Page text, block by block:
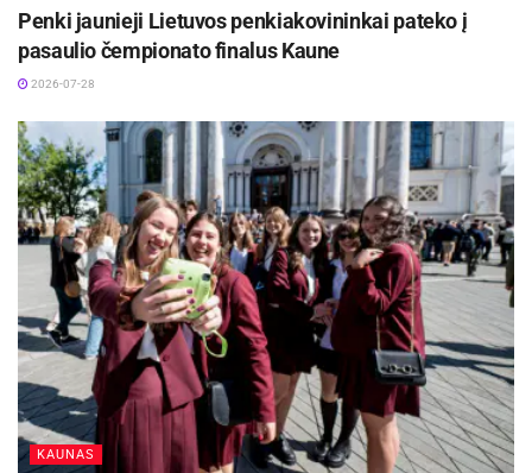
Penki jaunieji Lietuvos penkiakovininkai pateko į
pasaulio čempionato finalus Kaune
2026-07-28
KAUNAS